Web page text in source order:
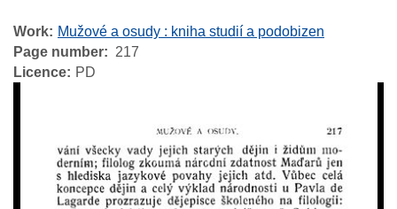
Work
Mužové a osudy : kniha studií a podobizen
Page number
217
Licence
PD